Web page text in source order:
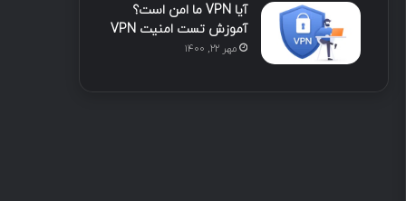
آیا VPN ما امن است؟
آموزش تست امنیت VPN
مهر ۲۲, ۱۴۰۰